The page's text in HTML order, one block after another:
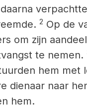
2 Op de
om zijn
te nemen.
hem met
dienaar naar
hem.